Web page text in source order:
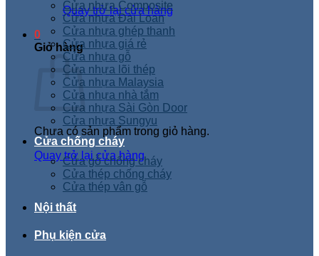
Quay trở lại cửa hàng
0
Giỏ hàng
Chưa có sản phẩm trong giỏ hàng.
Quay trở lại cửa hàng
Cửa nhựa Composite
Cửa nhựa Đài Loan
Cửa nhựa ghép thanh
Cửa nhựa giá rẻ
Cửa nhựa gỗ
Cửa nhựa lõi thép
Cửa nhựa Malaysia
Cửa nhựa nhà tắm
Cửa nhựa Sài Gòn Door
Cửa nhựa Sungyu
Cửa chống cháy
Cửa gỗ chống cháy
Cửa thép chống cháy
Cửa thép vân gỗ
Nội thất
Phụ kiện cửa